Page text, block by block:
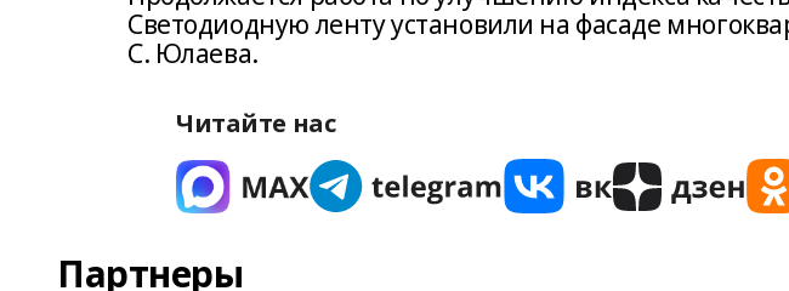
Светодиодную ленту установили на фасаде
С. Юлаева.
Читайте нас
Партнеры